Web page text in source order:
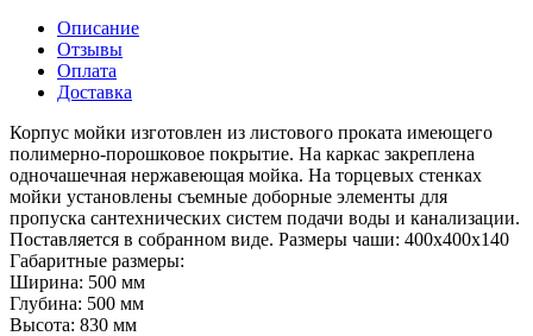
Описание
Отзывы
Оплата
Доставка
Корпус мойки изготовлен из листового проката имеющего
полимерно-порошковое покрытие. На каркас закреплена
одночашечная нержавеющая мойка. На торцевых стенках
мойки установлены съемные доборные элементы для
пропуска сантехнических систем подачи воды и канализации.
Поставляется в собранном виде. Размеры чаши: 400х400х140
Габаритные размеры:
Ширина: 500 мм
Глубина: 500 мм
Высота: 830 мм